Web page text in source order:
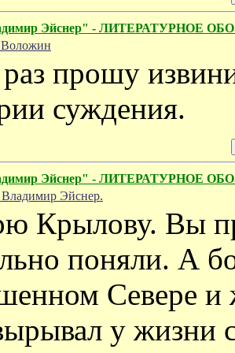
Эйснер" - ЛИТЕРАТУРНОЕ
Воложин
прошу
суждения.
Эйснер" - ЛИТЕРАТУРНОЕ
Владимир Эйснер.
Крылову. Вы
поняли. А
Севере и
у жизни